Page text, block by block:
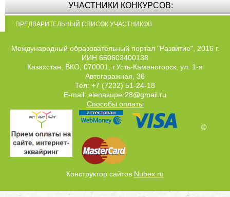
УЧАСТНИКИ КОНКУРСОВ:
ПРЕДВАРИТЕЛЬНЫЙ СПИСОК УЧАСТНИКОВ
Международный образовательный портал "Развитие", 2016 г.
ИИН 650603400138
Казахстан, ВКО, 070001, г.Усть-Каменогорск, ул. 1-я
Автогаражная, 36
Тел: +7 (7232) 51-24-18
E-mail: elenasuper28@gmail.ru
Способы оплаты
©
Конструктор сайтов Nubex.ru